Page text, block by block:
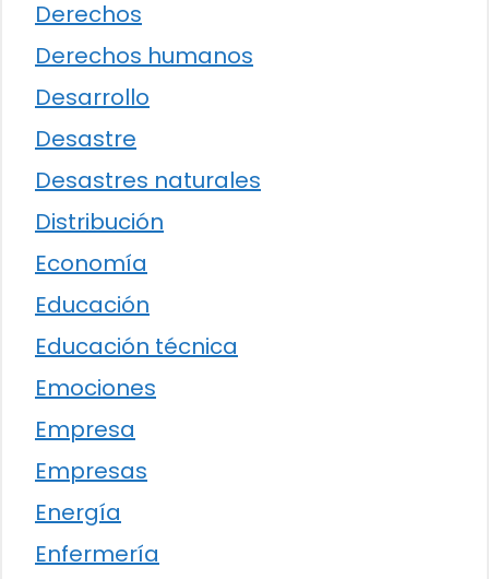
Derechos
Derechos humanos
Desarrollo
Desastre
Desastres naturales
Distribución
Economía
Educación
Educación técnica
Emociones
Empresa
Empresas
Energía
Enfermería